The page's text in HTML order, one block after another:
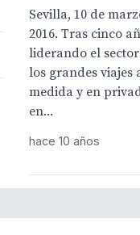
Sevilla, 10 de
2016. Tras cinco
liderando el
los grandes viajes
medida y en
en...
hace 10 años